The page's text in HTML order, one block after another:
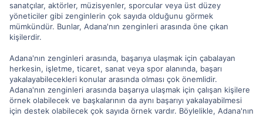
sanatçılar, aktörler, müzisyenler, sporcular veya üst düzey
yöneticiler gibi zenginlerin çok sayıda olduğunu görmek
mümkündür. Bunlar, Adana'nın zenginleri arasında öne çıkan
kişilerdir.
Adana'nın zenginleri arasında, başarıya ulaşmak için çabalayan
herkesin, işletme, ticaret, sanat veya spor alanında, başarı
yakalayabilecekleri konular arasında olması çok önemlidir.
Adana'nın zenginleri arasında başarıya ulaşmak için çalışan kişilere
örnek olabilecek ve başkalarının da aynı başarıyı yakalayabilmesi
için destek olabilecek çok sayıda örnek vardır. Böylelikle, Adana'nın